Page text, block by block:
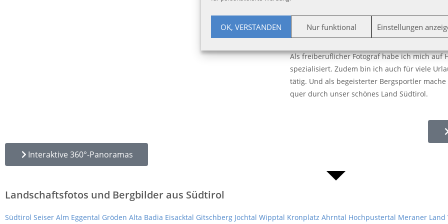
OK, VERSTANDEN Nur funktional Einstellungen
Als freiberuflicher Fotograf habe ich mich auf
spezialisiert. Zudem bin ich auch für viele
tätig. Und als begeisterter Bergsportler
quer durch unser schönes Land Südtirol.
Interaktive 360°-Panoramas
Landschaftsfotos und Bergbilder aus Südtirol
Südtirol Seiser Alm Eggental Gröden Alta Badia Eisacktal Gitschberg Jochtal Wipptal Kronplatz Ahrntal Hochpustertal Meraner Land